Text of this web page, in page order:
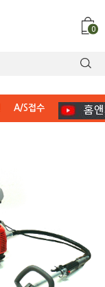
0
A/S접수